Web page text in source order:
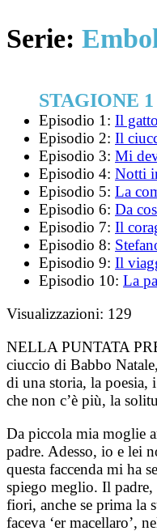
Serie:
STAGIONE 1
Episodio 1: Il
Episodio 2: Il
Episodio 3: Mi
Episodio 4: Notti
Episodio 5: La
Episodio 6: Da
Episodio 7: Il
Episodio 8:
Episodio 9: Il
Episodio 10: La
Visualizzazioni: 129
NELLA PUNTATA
ciuccio di Babbo
di una storia, la poesia,
che non c’è più, la
Da piccola mia moglie
padre. Adesso, io e lei
questa faccenda mi ha
spiego meglio. Il padre,
fiori, anche se prima la
faceva ‘er macellaro’,